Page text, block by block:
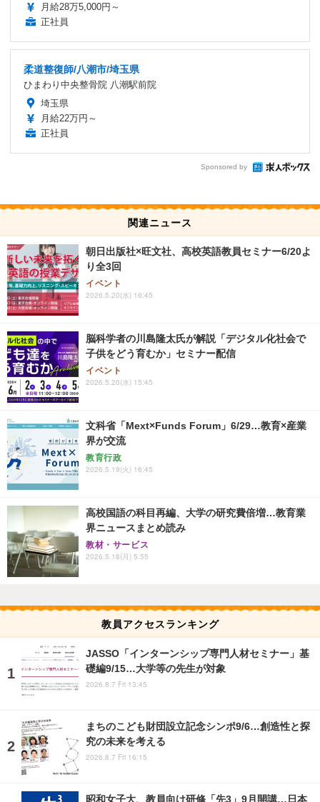
月給28万5,000円～
正社員
柔道整復師/八潮市/埼玉県
ひまわり中央整骨院 八潮駅前院
埼玉県
月給22万円～
正社員
Sponsored by
関連ニュース
朝日出版社×旺文社、高校英語教員セミナー6/20よ
り全3回
イベント
2026.5.20(水) 16:45
脳科学者の川島隆太氏が解説「デジタル化社会で
子供をどう育むか」セミナー配信
イベント
2026.5.20(水) 15:45
文科省「Mext×Funds Forum」6/29…教育×産業
界が交流
教育行政
2026.5.19(火) 16:45
高校国語の科目再編、大学の研究費倍増…教育業
界ニュースまとめ読み
教材・サービス
2026.5.18(月) 5:55
教員アクセスランキング
JASSO「インターンシップ専門人材セミナー」基
礎編9/15…大学等の先生が対象
2026.8.7 Fri 13:45
まちのこども財団設立記念シンポ9/6…創造性と探
究の未来を考える
2026.8.7 Fri 16:15
昭和女子大、教員向け研修「先3」9月開講…日本